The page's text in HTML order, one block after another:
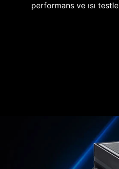
performans ve ısı